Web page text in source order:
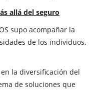
allá del seguro
supo acompañar la
de los individuos,
la diversificación del
de soluciones que